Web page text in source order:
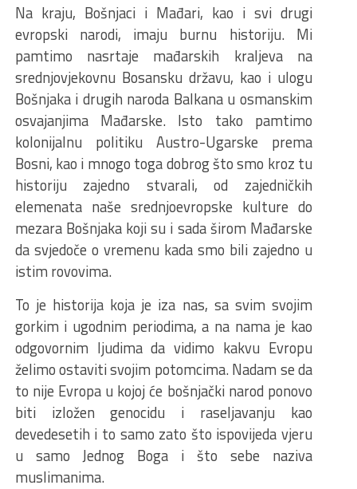
Na kraju, Bošnjaci i Mađari, kao i svi drugi
evropski narodi, imaju burnu historiju. Mi
pamtimo nasrtaje mađarskih kraljeva na
srednjovjekovnu Bosansku državu, kao i ulogu
Bošnjaka i drugih naroda Balkana u osmanskim
osvajanjima Mađarske. Isto tako pamtimo
kolonijalnu politiku Austro-Ugarske prema
Bosni, kao i mnogo toga dobrog što smo kroz tu
historiju zajedno stvarali, od zajedničkih
elemenata naše srednjoevropske kulture do
mezara Bošnjaka koji su i sada širom Mađarske
da svjedoče o vremenu kada smo bili zajedno u
istim rovovima.
To je historija koja je iza nas, sa svim svojim
gorkim i ugodnim periodima, a na nama je kao
odgovornim ljudima da vidimo kakvu Evropu
želimo ostaviti svojim potomcima. Nadam se da
to nije Evropa u kojoj će bošnjački narod ponovo
biti izložen genocidu i raseljavanju kao
devedesetih i to samo zato što ispovijeda vjeru
u samo Jednog Boga i što sebe naziva
muslimanima.